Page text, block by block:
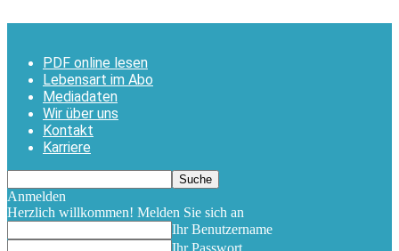
PDF online lesen
Lebensart im Abo
Mediadaten
Wir über uns
Kontakt
Karriere
Anmelden
Herzlich willkommen! Melden Sie sich an
Ihr Benutzername
Ihr Passwort